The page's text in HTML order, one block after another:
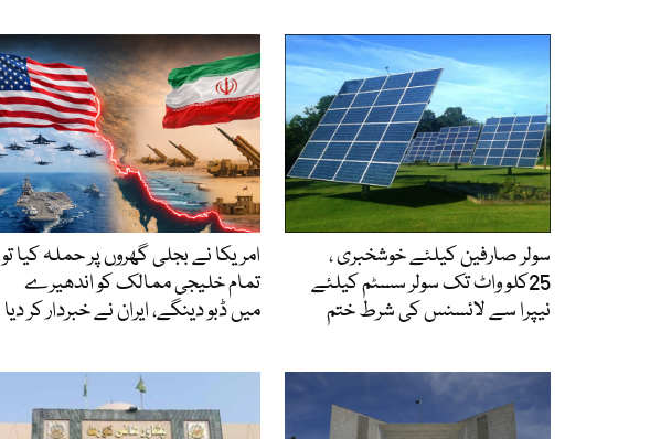
امریکا نے بجلی گھروں پر حملہ کیا تو
تمام خلیجی ممالک کو اندھیرے
میں ڈبو دینگے، ایران نے خبردار کر دیا
سولر صارفین کیلئے خوشخبری ،
25کلو واٹ تک سولر سسٹم کیلئے
نیپرا سے لائسنس کی شرط ختم